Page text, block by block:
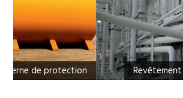
Revêtement d'isolation